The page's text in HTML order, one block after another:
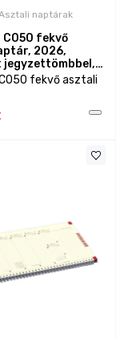
naptárak
C050 fekvő
2026,
fekvő asztali